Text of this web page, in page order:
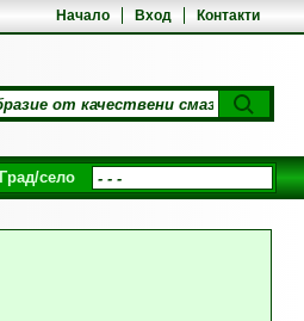
Начало Вход Контакти
Град/село